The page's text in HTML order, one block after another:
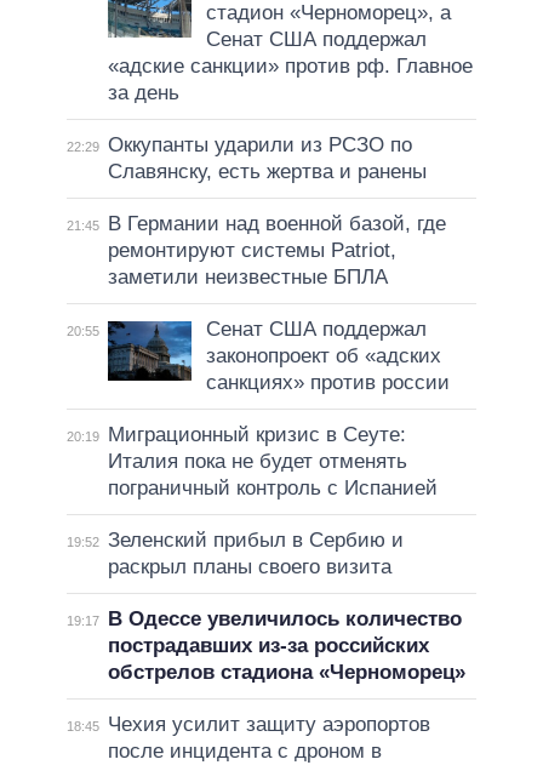
стадион «Черноморец», а
Сенат США поддержал
«адские санкции» против рф. Главное
за день
22:29 Оккупанты ударили из РСЗО по
Славянску, есть жертва и ранены
21:45
В Германии над военной базой, где
ремонтируют системы Patriot,
заметили неизвестные БПЛА
20:55
Сенат США поддержал
законопроект об «адских
санкциях» против россии
20:19
Миграционный кризис в Сеуте:
Италия пока не будет отменять
пограничный контроль с Испанией
19:52 Зеленский прибыл в Сербию и
раскрыл планы своего визита
19:17
В Одессе увеличилось количество
пострадавших из-за российских
обстрелов стадиона «Черноморец»
18:45
Чехия усилит защиту аэропортов
после инцидента с дроном в